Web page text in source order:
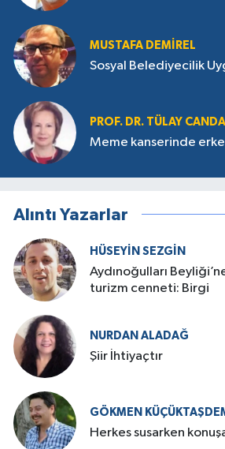
MUSTAFA DEMIREL
Sosyal Belediyecilik
PROF. DR. TÜLAY CANDA
Meme kanserinde
Alıntı Yazarlar
HÜSEYIN SEZGIN
Aydınoğulları
turizm cenneti: Birgi
NURDAN ALADAĞ
Şiir
GÖKMEN
Herkes susarken